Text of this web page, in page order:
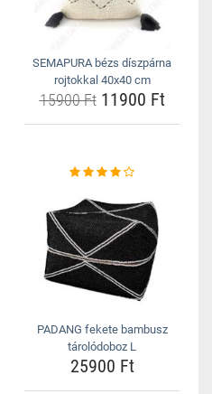
SEMAPURA bézs díszpárna
rojtokkal 40x40 cm
15900 Ft11900 Ft
PADANG fekete bambusz
tárolódoboz L
25900 Ft